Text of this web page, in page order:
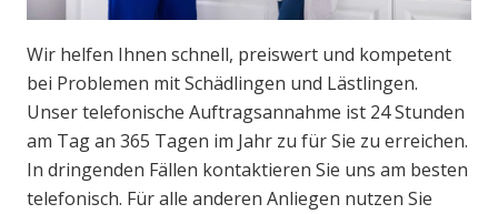
Wir helfen Ihnen schnell, preiswert und kompetent
bei Problemen mit Schädlingen und Lästlingen.
Unser telefonische Auftragsannahme ist 24 Stunden
am Tag an 365 Tagen im Jahr zu für Sie zu erreichen.
In dringenden Fällen kontaktieren Sie uns am besten
telefonisch. Für alle anderen Anliegen nutzen Sie